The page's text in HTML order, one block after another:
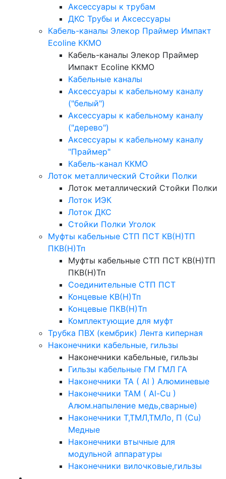
Аксессуары к трубам
ДКС Трубы и Аксессуары
Кабель-каналы Элекор Праймер Импакт
Ecoline ККМО
Кабель-каналы Элекор Праймер
Импакт Ecoline ККМО
Кабельные каналы
Аксессуары к кабельному каналу
("белый")
Аксессуары к кабельному каналу
("дерево")
Аксессуары к кабельному каналу
"Праймер"
Кабель-канал ККМО
Лоток металлический Стойки Полки
Лоток металлический Стойки Полки
Лоток ИЭК
Лоток ДКС
Стойки Полки Уголок
Муфты кабельные СТП ПСТ КВ(Н)ТП
ПКВ(Н)Тп
Муфты кабельные СТП ПСТ КВ(Н)ТП
ПКВ(Н)Тп
Соединительные СТП ПСТ
Концевые КВ(Н)Тп
Концевые ПКВ(Н)Тп
Комплектующие для муфт
Трубка ПВХ (кембрик) Лента киперная
Наконечники кабельные, гильзы
Наконечники кабельные, гильзы
Гильзы кабельные ГМ ГМЛ ГА
Наконечники ТА ( Al ) Алюминевые
Наконечники ТАМ ( Al-Cu )
Алюм.напыление медь,сварные)
Наконечники Т,ТМЛ,ТМЛо, П (Cu)
Медные
Наконечники втычные для
модульной аппаратуры
Наконечники вилочковые,гильзы